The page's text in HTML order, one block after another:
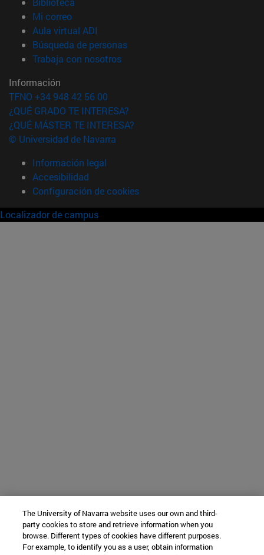
Mi correo(abre en nueva ventana)
Aula virtual ADI
Búsqueda de personas(abre en nueva ventana)
Trabaja con nosotros(abre en nueva ventana)
Información
TFNO +34 948 42 56 00
¿QUÉ GRADO TE INTERESA?
¿QUÉ MÁSTER TE INTERESA?
© Universidad de Navarra
Información legal
Accesibilidad
Configuración de cookies
Localizador de campus
The University of Navarra website uses our own and third-
party cookies to store and retrieve information when you
browse. Different types of cookies have different purposes.
For example, to identify you as a user, obtain information